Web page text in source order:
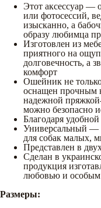
Этот аксессуар —
или фотосессий,
изысканно, а
образу любимца
Изготовлен из
приятного на
долговечность, а
комфорт
Ошейник не
оснащен прочным
надежной
можно безопасно
Благодаря
Универсальный —
для собак малых,
Представлен в
Сделан в
продукция
любовью и
Размеры: